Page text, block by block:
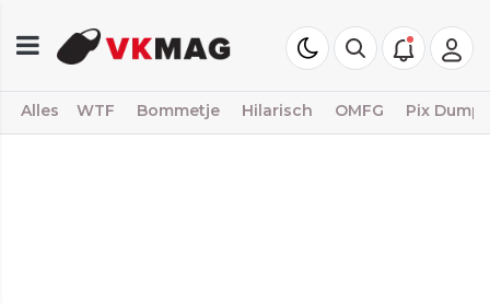
Alles WTF Bommetje Hilarisch OMFG Pix Dump